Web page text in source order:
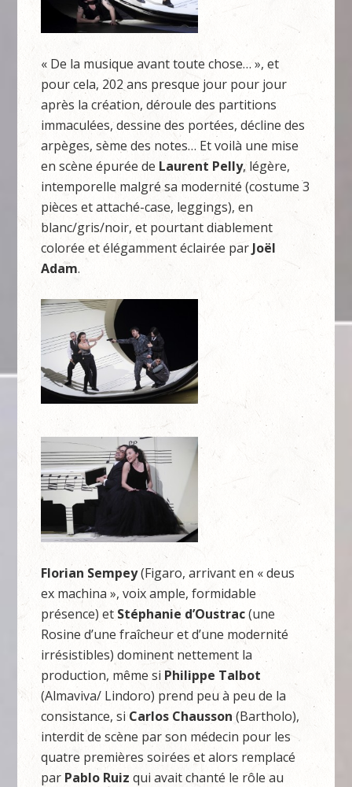
« De la musique avant toute chose… », et
pour cela, 202 ans presque jour pour jour
après la création, déroule des partitions
immaculées, dessine des portées, décline des
arpèges, sème des notes… Et voilà une mise
en scène épurée de Laurent Pelly, légère,
intemporelle malgré sa modernité (costume 3
pièces et attaché-case, leggings), en
blanc/gris/noir, et pourtant diablement
colorée et élégamment éclairée par Joël
Adam.
Florian Sempey(Figaro, arrivant en « deus
ex machina », voix ample, formidable
présence) et Stéphanie d’Oustrac(une
Rosine d’une fraîcheur et d’une modernité
irrésistibles) dominent nettement la
production, même si Philippe Talbot
(Almaviva/ Lindoro) prend peu à peu de la
consistance, siCarlos Chausson (Bartholo),
interdit de scène par son médecin pour les
quatre premières soirées et alors remplacé
par Pablo Ruiz qui avait chanté le rôle au